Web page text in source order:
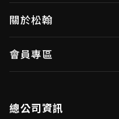
無線視頻傳輸
OID產品(Optical ID)
視訊／影像控制器
無線視頻傳輸
投資人專區
利害關係人
關於松翰
會員專區
總公司資訊